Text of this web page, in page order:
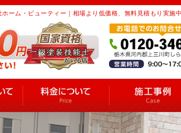
ーム・ビューティー｜相場より低価格、無料見積もり実施